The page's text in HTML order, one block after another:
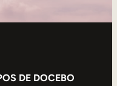
DE DOCEBO